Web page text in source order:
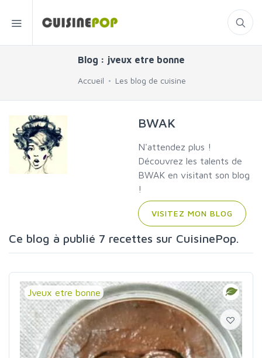
Blog : jveux etre bonne
Accueil Les blog de cuisine
BWAK
N'attendez plus !
Découvrez les talents de
BWAK en visitant son blog
!
VISITEZ MON BLOG
Ce blog à publié 7 recettes sur CuisinePop.
Jveux etre bonne